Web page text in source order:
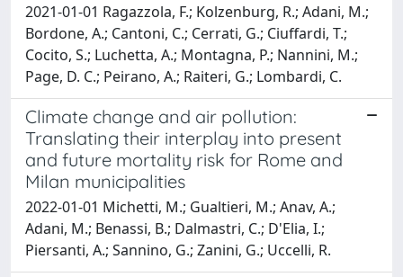
2021-01-01 Ragazzola, F.; Kolzenburg, R.; Adani, M.;
Bordone, A.; Cantoni, C.; Cerrati, G.; Ciuffardi, T.;
Cocito, S.; Luchetta, A.; Montagna, P.; Nannini, M.;
Page, D. C.; Peirano, A.; Raiteri, G.; Lombardi, C.
Climate change and air pollution:
Translating their interplay into present
and future mortality risk for Rome and
Milan municipalities
2022-01-01 Michetti, M.; Gualtieri, M.; Anav, A.;
Adani, M.; Benassi, B.; Dalmastri, C.; D'Elia, I.;
Piersanti, A.; Sannino, G.; Zanini, G.; Uccelli, R.